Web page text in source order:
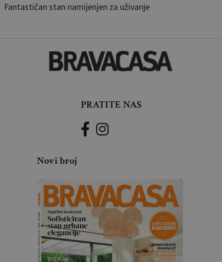
Fantastičan stan namijenjen za uživanje
PRATITE NAS
Novi broj